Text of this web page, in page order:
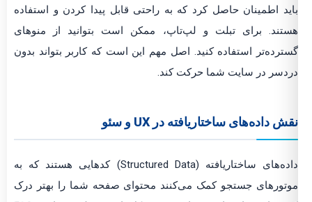
باید اطمینان حاصل کرد که به راحتی قابل پیدا کردن و استفاده
هستند. برای تبلت و لپ‌تاپ، ممکن است بتوانید از منوهای
گسترده‌تر استفاده کنید. اصل مهم این است که کاربر بتواند بدون
دردسر در سایت شما حرکت کند.
نقش داده‌های ساختاریافته در UX و سئو
داده‌های ساختاریافته (Structured Data) کدهایی هستند که به
موتورهای جستجو کمک می‌کنند محتوای صفحه شما را بهتر درک